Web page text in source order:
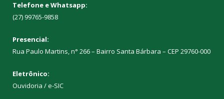
Telefone e Whatsapp:
(27) 99765-9858
Presencial:
Rua Paulo Martins, n° 266 – Bairro Santa Bárbara – CEP 29760-000
Eletrônico:
Ouvidoria /e-SIC